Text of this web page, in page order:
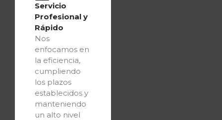
Servicio
Profesional y
Rápido
Nos
enfocamos en
la eficiencia,
cumpliendo
los plazos
establecidos y
manteniendo
un alto nivel